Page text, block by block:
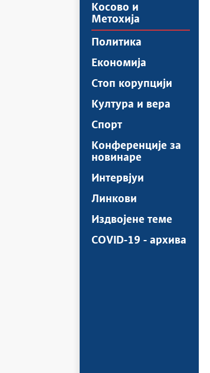
Косово и
Метохија
Политика
Економија
Стоп корупцији
Култура и вера
Спорт
Конференције за
новинаре
Интервјуи
Линкови
Издвојене теме
COVID-19 - архива